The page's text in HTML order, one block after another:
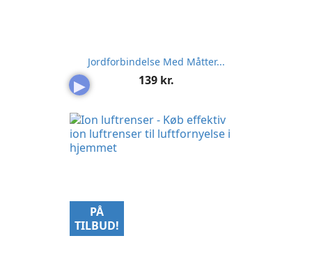
▶
Jordforbindelse Med Måtter...
Pris
139 kr.
PÅ
TILBUD!